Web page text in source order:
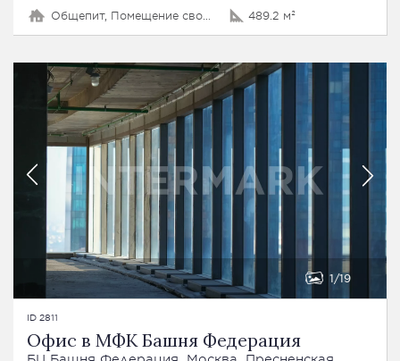
Общепит, Помещение свободного назначения 489.2 м²
1 19
ID 2811
Офис в МФК Башня Федерация